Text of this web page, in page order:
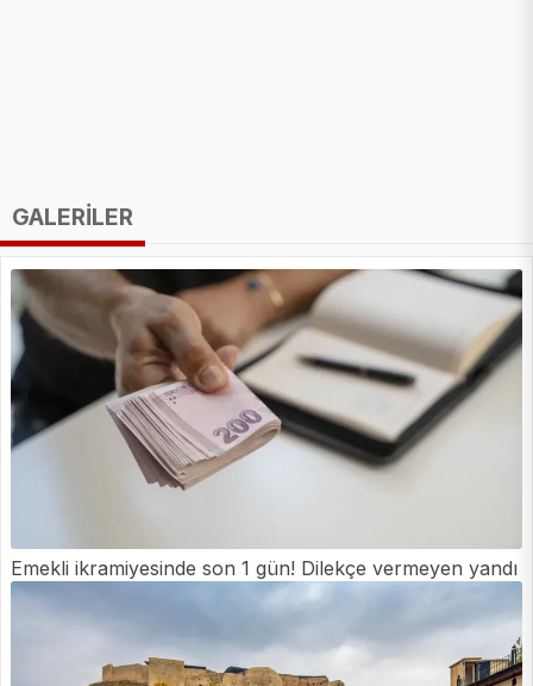
GALERİLER
Emekli ikramiyesinde son 1 gün! Dilekçe vermeyen yandı